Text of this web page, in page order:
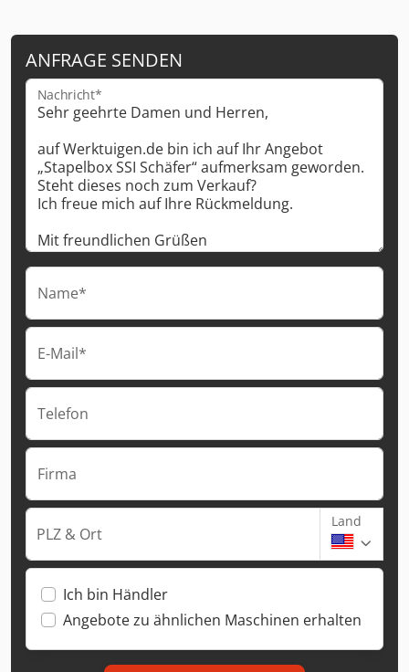
ANFRAGE SENDEN
Nachricht*
Name*
E-Mail*
Telefon
Firma
PLZ & Ort
Land
Ich bin Händler
Angebote zu ähnlichen Maschinen erhalten